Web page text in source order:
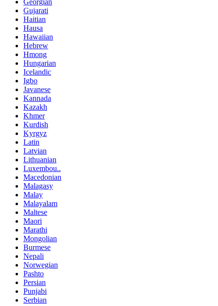
Georgian
Gujarati
Haitian
Hausa
Hawaiian
Hebrew
Hmong
Hungarian
Icelandic
Igbo
Javanese
Kannada
Kazakh
Khmer
Kurdish
Kyrgyz
Latin
Latvian
Lithuanian
Luxembou..
Macedonian
Malagasy
Malay
Malayalam
Maltese
Maori
Marathi
Mongolian
Burmese
Nepali
Norwegian
Pashto
Persian
Punjabi
Serbian